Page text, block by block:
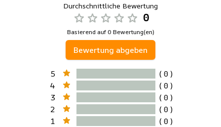
Durchschnittliche Bewertung
0
Basierend auf 0 Bewertung(en)
Bewertung abgeben
5
( 0 )
4
( 0 )
3
( 0 )
2
( 0 )
1
( 0 )